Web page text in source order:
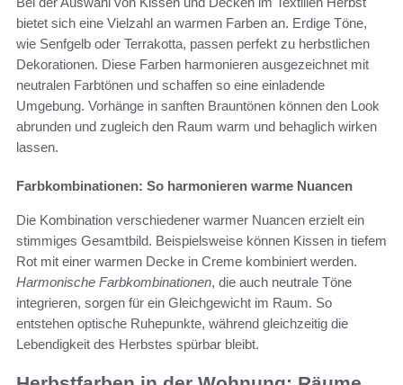
bietet sich eine Vielzahl an warmen Farben an. Erdige Töne,
wie Senfgelb oder Terrakotta, passen perfekt zu herbstlichen
Dekorationen. Diese Farben harmonieren ausgezeichnet mit
neutralen Farbtönen und schaffen so eine einladende
Umgebung. Vorhänge in sanften Brauntönen können den Look
abrunden und zugleich den Raum warm und behaglich wirken
lassen.
Farbkombinationen: So harmonieren warme Nuancen
Die Kombination verschiedener warmer Nuancen erzielt ein
stimmiges Gesamtbild. Beispielsweise können Kissen in tiefem
Rot mit einer warmen Decke in Creme kombiniert werden.
Harmonische Farbkombinationen, die auch neutrale Töne
integrieren, sorgen für ein Gleichgewicht im Raum. So
entstehen optische Ruhepunkte, während gleichzeitig die
Lebendigkeit des Herbstes spürbar bleibt.